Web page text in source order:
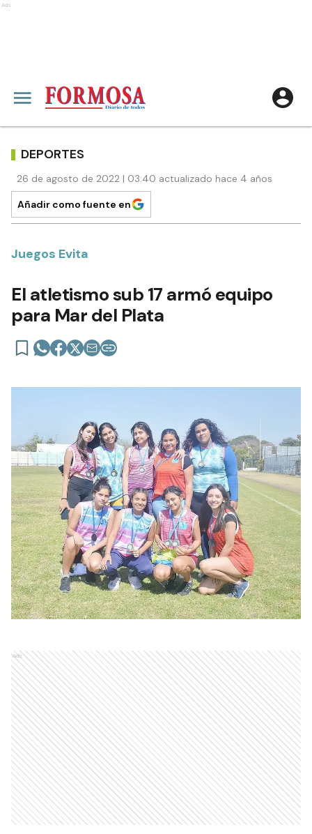
Ads
DEPORTES
26 de agosto de 2022 | 03:40 actualizado hace 4 años
Añadir como fuente en
Juegos Evita
El atletismo sub 17 armó equipo
para Mar del Plata
Ads